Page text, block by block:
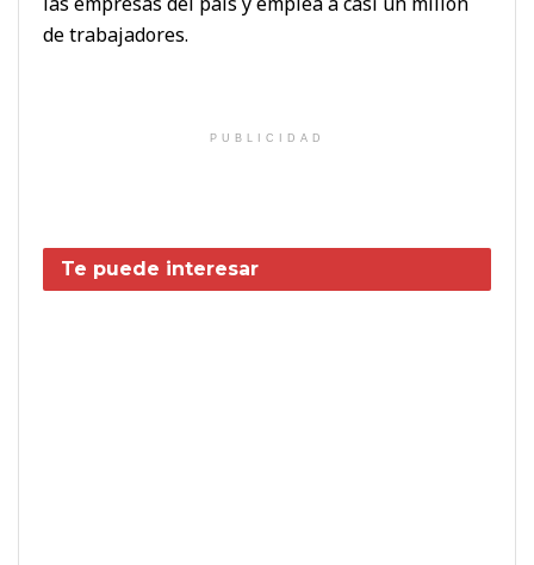
de trabajadores.
PUBLICIDAD
Te puede interesar